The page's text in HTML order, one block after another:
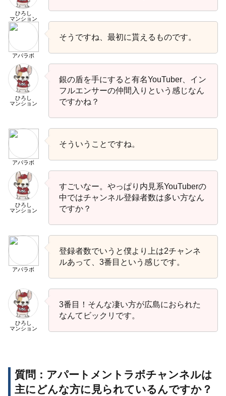
ひろし
マンション
アパラボ
そうですね、最初に貰えるものです。
ひろし
マンション
銀の盾を手にすると有名YouTuber、イン
フルエンサーの仲間入りという感じなん
ですかね？
アパラボ
そういうことですね。
ひろし
マンション
すごいなー。やっぱり内見系YouTuberの
中ではチャンネル登録者数は多い方なん
ですか？
アパラボ
登録者数でいうと僕より上は2チャンネ
ルあって、3番目という感じです。
ひろし
マンション
3番目！そんな凄い方が広島におられた
なんてビックリです。
質問：アパートメントラボチャンネルは
主にどんな方に見られているんですか？